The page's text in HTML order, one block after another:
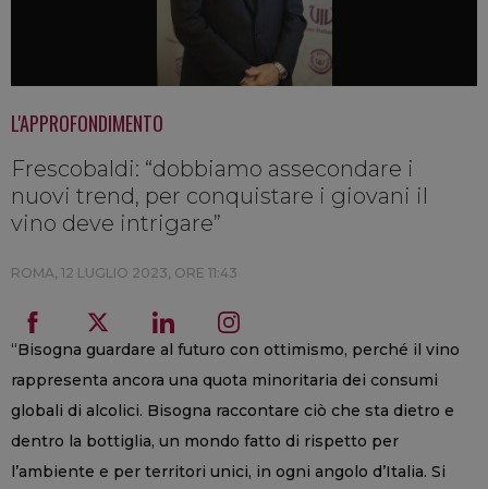
L'APPROFONDIMENTO
Frescobaldi: “dobbiamo assecondare i
nuovi trend, per conquistare i giovani il
vino deve intrigare”
ROMA, 12 LUGLIO 2023, ORE 11:43
“Bisogna guardare al futuro con ottimismo, perché il vino
rappresenta ancora una quota minoritaria dei consumi
globali di alcolici. Bisogna raccontare ciò che sta dietro e
dentro la bottiglia, un mondo fatto di rispetto per
l’ambiente e per territori unici, in ogni angolo d’Italia. Si